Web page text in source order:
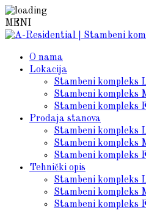
MENI
O nama
Lokacija
Stambeni kompleks
Stambeni kompleks
Stambeni kompleks
Prodaja stanova
Stambeni kompleks
Stambeni kompleks
Stambeni kompleks
Tehnički opis
Stambeni kompleks
Stambeni kompleks
Stambeni kompleks